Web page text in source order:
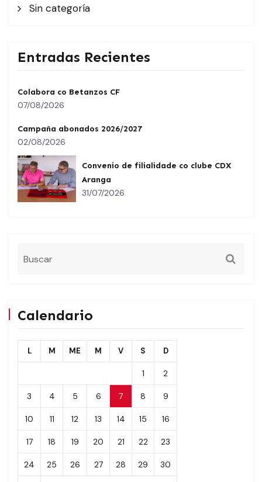
Sin categoría
Entradas Recientes
Colabora co Betanzos CF
07/08/2026
Campaña abonados 2026/2027
02/08/2026
Convenio de filialidade co clube CDX
Aranga
31/07/2026
Calendario
L M ME M V S D
1 2
3 4 5 6 7 8 9
10 11 12 13 14 15 16
17 18 19 20 21 22 23
24 25 26 27 28 29 30